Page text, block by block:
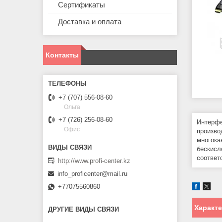
Сертификаты
Доставка и оплата
Контакты
+7 (707) 556-08-60
Ольга
+7 (726) 256-08-60
Офис
http://www.profi-center.kz
info_proficenter@mail.ru
+77075560860
ДРУГИЕ ВИДЫ СВЯЗИ